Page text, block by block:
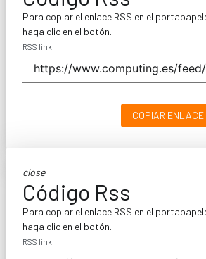
Para copiar el enlace RSS en el
haga clic en el botón.
RSS link
COPIAR ENLACE
close
Código Rss
Para copiar el enlace RSS en el
haga clic en el botón.
RSS link